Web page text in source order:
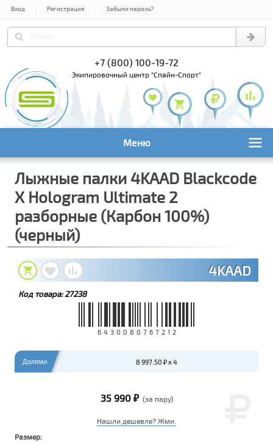
Вход Регистрация Забыли пароль?
+7 (800) 100-19-72
экипировочный центр "Спайн-Спорт"
Меню
Лыжные палки 4KAAD Blackcode
X Hologram Ultimate 2
разборные (Карбон 100%)
(черный)
4KAAD
Код товара:27238
6430080767212
Долями 8 997.50 ₽ x 4
35 990 ₽ (за пару)
Нашли дешевле? Жми.
Размер: